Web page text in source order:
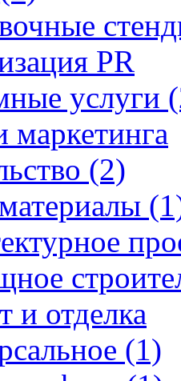
PR
услуги
маркетинга
(2)
и отделка
(1)